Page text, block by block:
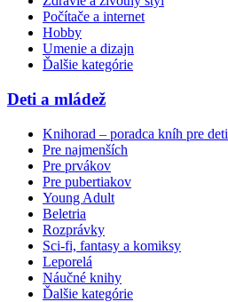
Počítače a internet
Hobby
Umenie a dizajn
Ďalšie kategórie
Deti a mládež
Knihorad – poradca kníh pre deti
Pre najmenších
Pre prvákov
Pre pubertiakov
Young Adult
Beletria
Rozprávky
Sci-fi, fantasy a komiksy
Leporelá
Náučné knihy
Ďalšie kategórie